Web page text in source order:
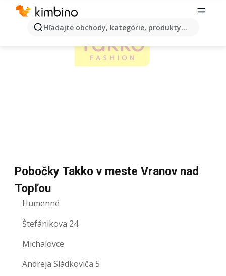
Hľadajte obchody, kategórie, produkty...
Pobočky Takko v meste Vranov nad
Topľou
Humenné
Štefánikova 24
Michalovce
Andreja Sládkoviča 5